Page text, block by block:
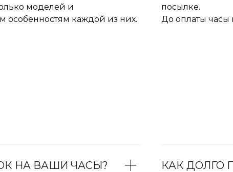
моделей и
особенностям каждой из них.
посылке.
До оплаты часы
НА ВАШИ ЧАСЫ? КАК ДОЛГО